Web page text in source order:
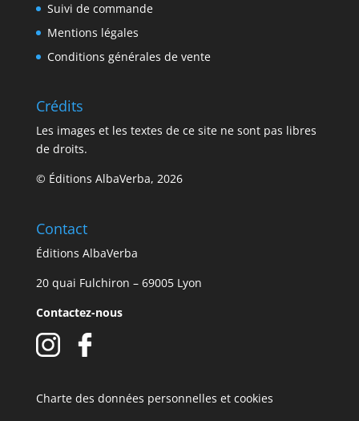
Suivi de commande
Mentions légales
Conditions générales de vente
Crédits
Les images et les textes de ce site ne sont pas libres
de droits.
© Éditions AlbaVerba, 2026
Contact
Éditions AlbaVerba
20 quai Fulchiron – 69005 Lyon
Contactez-nous
Charte des données personnelles et cookies